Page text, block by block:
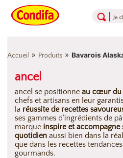
Accueil » Produits » Bavarois
ancel
ancel se positionne au cœur du
chefs et artisans en leur
la réussite de recettes
ses gammes d’ingrédients de
marque inspire et accompagne
quotidien aussi bien dans la
que dans les recettes
gourmands.